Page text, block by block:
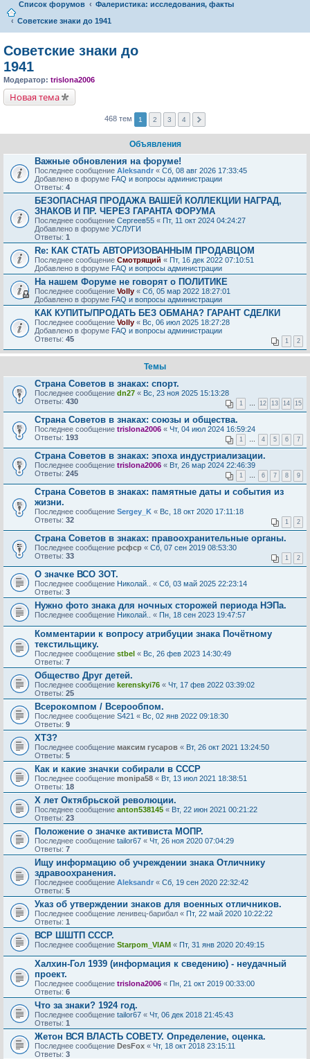
Список форумов
Фалеристика: исследования, факты
Советские знаки до 1941
Советские знаки до
1941
Модератор: trislona2006
Новая тема
468 тем 1 2 3 4
Объявления
Важные обновления на форуме!
Последнее сообщение Aleksandr « Сб, 08 авг 2026 17:33:45
Добавлено в форуме FAQ и вопросы администрации
Ответы: 4
БЕЗОПАСНАЯ ПРОДАЖА ВАШЕЙ КОЛЛЕКЦИИ НАГРАД,
ЗНАКОВ И ПР. ЧЕРЕЗ ГАРАНТА ФОРУМА
Последнее сообщение Сергеев55 « Пт, 11 окт 2024 04:24:27
Добавлено в форуме УСЛУГИ
Ответы: 1
Re: КАК СТАТЬ АВТОРИЗОВАННЫМ ПРОДАВЦОМ
Последнее сообщение Смотрящий « Пт, 16 дек 2022 07:10:51
Добавлено в форуме FAQ и вопросы администрации
На нашем Форуме не говорят о ПОЛИТИКЕ
Последнее сообщение Volly « Сб, 05 мар 2022 18:27:01
Добавлено в форуме FAQ и вопросы администрации
КАК КУПИТЬ/ПРОДАТЬ БЕЗ ОБМАНА? ГАРАНТ СДЕЛКИ
Последнее сообщение Volly « Вс, 06 июл 2025 18:27:28
Добавлено в форуме FAQ и вопросы администрации
Ответы: 45 1 2
Темы
Страна Советов в знаках: спорт.
Последнее сообщение dn27 « Вс, 23 ноя 2025 15:13:28
Ответы: 430 1 12 13 14 15
Страна Советов в знаках: союзы и общества.
Последнее сообщение trislona2006 « Чт, 04 июл 2024 16:59:24
Ответы: 193 1 4 5 6 7
Страна Советов в знаках: эпоха индустриализации.
Последнее сообщение trislona2006 « Вт, 26 мар 2024 22:46:39
Ответы: 245 1 6 7 8 9
Страна Советов в знаках: памятные даты и события из
жизни.
Последнее сообщение Sergey_K « Вс, 18 окт 2020 17:11:18
Ответы: 32 1 2
Страна Советов в знаках: правоохранительные органы.
Последнее сообщение рсфср « Сб, 07 сен 2019 08:53:30
Ответы: 33 1 2
О значке ВСО ЗОТ.
Последнее сообщение Николай.. « Сб, 03 май 2025 22:23:14
Ответы: 3
Нужно фото знака для ночных сторожей периода НЭПа.
Последнее сообщение Николай.. « Пн, 18 сен 2023 19:47:57
Комментарии к вопросу атрибуции знака Почётному
текстильщику.
Последнее сообщение stbel « Вс, 26 фев 2023 14:30:49
Ответы: 7
Общество Друг детей.
Последнее сообщение kerenskyi76 « Чт, 17 фев 2022 03:39:02
Ответы: 25
Всерокомпом / Всерообпом.
Последнее сообщение S421 « Вс, 02 янв 2022 09:18:30
Ответы: 9
ХТЗ?
Последнее сообщение максим гусаров « Вт, 26 окт 2021 13:24:50
Ответы: 5
Как и какие значки собирали в СССР
Последнее сообщение monipa58 « Вт, 13 июл 2021 18:38:51
Ответы: 18
Х лет Октябрьской революции.
Последнее сообщение anton538145 « Вт, 22 июн 2021 00:21:22
Ответы: 23
Положение о значке активиста МОПР.
Последнее сообщение tailor67 « Чт, 26 ноя 2020 07:04:29
Ответы: 7
Ищу информацию об учреждении знака Отличнику
здравоохранения.
Последнее сообщение Aleksandr « Сб, 19 сен 2020 22:32:42
Ответы: 5
Указ об утверждении знаков для военных отличников.
Последнее сообщение ленивец-барибал « Пт, 22 май 2020 10:22:22
Ответы: 1
ВСР ШШТП СССР.
Последнее сообщение Starpom_VIAM « Пт, 31 янв 2020 20:49:15
Халхин-Гол 1939 (информация к сведению) - неудачный
проект.
Последнее сообщение trislona2006 « Пн, 21 окт 2019 00:33:00
Ответы: 6
Что за знаки? 1924 год.
Последнее сообщение tailor67 « Чт, 06 дек 2018 21:45:43
Ответы: 1
Жетон ВСЯ ВЛАСТЬ СОВЕТУ. Определение, оценка.
Последнее сообщение DesFox « Чт, 18 окт 2018 23:15:11
Ответы: 3